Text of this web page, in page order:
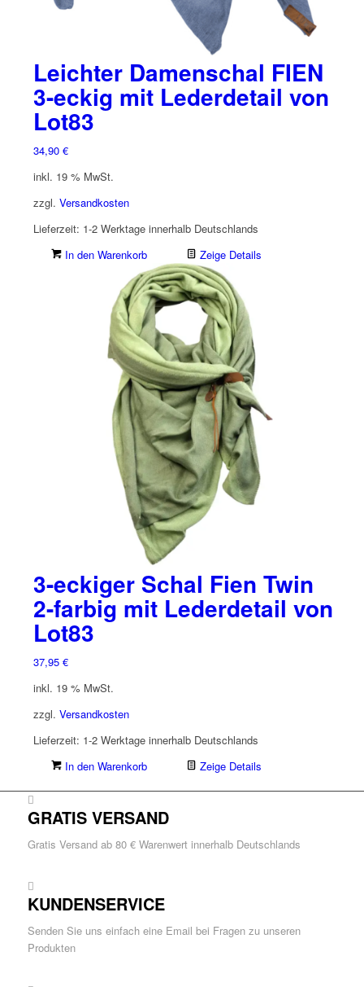
Leichter Damenschal FIEN
3-eckig mit Lederdetail von
Lot83
34,90 €
inkl. 19 % MwSt.
zzgl. Versandkosten
Lieferzeit: 1-2 Werktage innerhalb Deutschlands
In den Warenkorb
Zeige Details
3-eckiger Schal Fien Twin
2-farbig mit Lederdetail von
Lot83
37,95 €
inkl. 19 % MwSt.
zzgl. Versandkosten
Lieferzeit: 1-2 Werktage innerhalb Deutschlands
In den Warenkorb
Zeige Details
GRATIS VERSAND
Gratis Versand ab 80 € Warenwert innerhalb Deutschlands
KUNDENSERVICE
Senden Sie uns einfach eine Email bei Fragen zu unseren
Produkten